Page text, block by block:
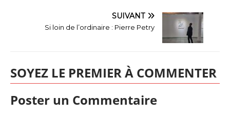
SUIVANT
Si loin de l’ordinaire : Pierre Petry
SOYEZ LE PREMIER À COMMENTER
Poster un Commentaire